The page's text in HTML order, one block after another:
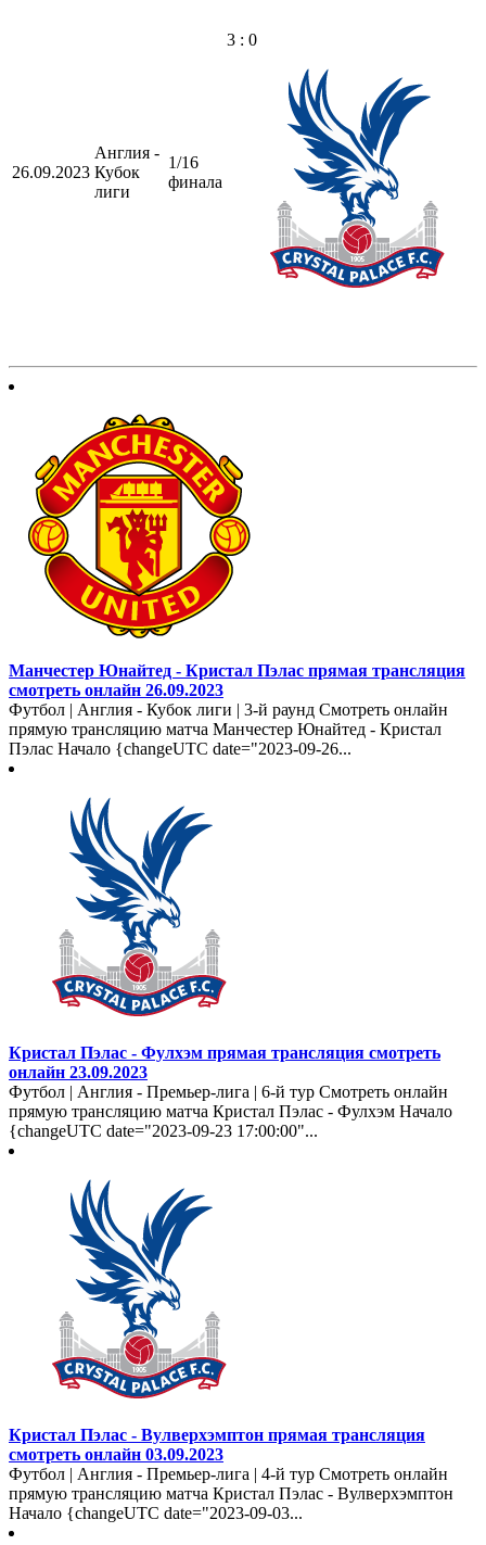
26.09.2023
Англия -
Кубок
лиги
1/16
финала
3 : 0
Манчестер Юнайтед - Кристал Пэлас прямая трансляция
смотреть онлайн 26.09.2023
Футбол | Англия - Кубок лиги | 3-й раунд Смотреть онлайн
прямую трансляцию матча Манчестер Юнайтед - Кристал
Пэлас Начало {changeUTC date="2023-09-26...
Кристал Пэлас - Фулхэм прямая трансляция смотреть
онлайн 23.09.2023
Футбол | Англия - Премьер-лига | 6-й тур Смотреть онлайн
прямую трансляцию матча Кристал Пэлас - Фулхэм Начало
{changeUTC date="2023-09-23 17:00:00"...
Кристал Пэлас - Вулверхэмптон прямая трансляция
смотреть онлайн 03.09.2023
Футбол | Англия - Премьер-лига | 4-й тур Смотреть онлайн
прямую трансляцию матча Кристал Пэлас - Вулверхэмптон
Начало {changeUTC date="2023-09-03...